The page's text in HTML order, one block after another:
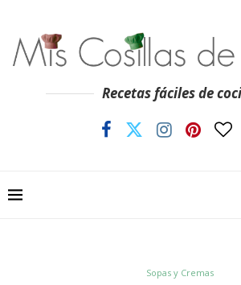
Recetas fáciles de
Sopas y Cremas